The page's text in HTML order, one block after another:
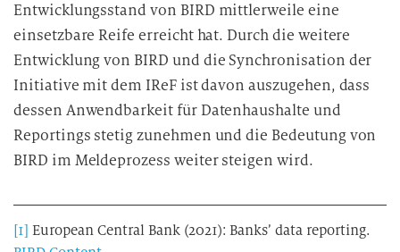
Entwicklungsstand von BIRD mittlerweile eine
einsetzbare Reife erreicht hat. Durch die weitere
Entwicklung von BIRD und die Synchronisation der
Initiative mit dem IReF ist davon auszugehen, dass
dessen Anwendbarkeit für Datenhaushalte und
Reportings stetig zunehmen und die Bedeutung von
BIRD im Meldeprozess weiter steigen wird.
[1] European Central Bank (2021): Banks’ data reporting.